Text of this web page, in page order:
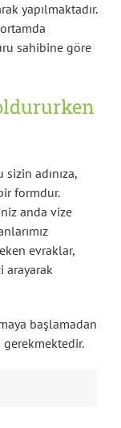
yapılmaktadır.
sahibine göre
adınıza,
formdur.
anda vize
evraklar,
arayarak
başlamadan
gerekmektedir.